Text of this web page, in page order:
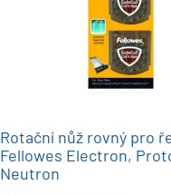
Rotační nůž rovný pro
Fellowes Electron,
Neutron